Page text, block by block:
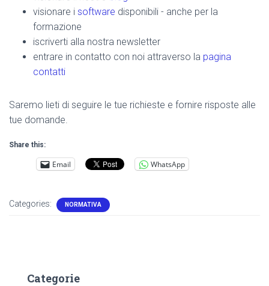
visionare i software disponibili - anche per la
formazione
iscriverti alla nostra newsletter
entrare in contatto con noi attraverso la pagina
contatti
Saremo lieti di seguire le tue richieste e fornire risposte alle
tue domande.
Share this:
Email WhatsApp
Categories: NORMATIVA
Categorie